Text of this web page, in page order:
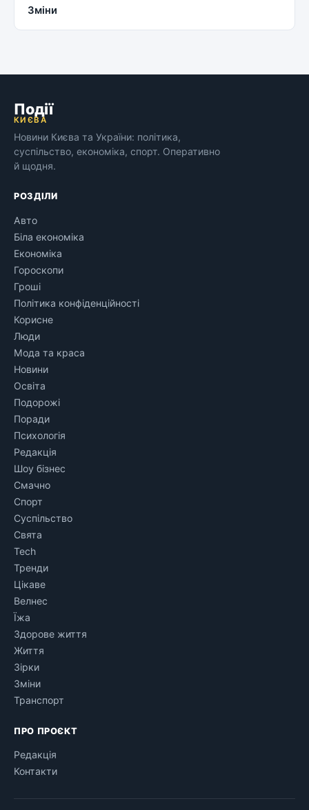
Зміни
Події
КИЄВА
Новини Києва та України: політика,
суспільство, економіка, спорт. Оперативно
й щодня.
РОЗДІЛИ
Авто
Біла економіка
Економіка
Гороскопи
Гроші
Політика конфіденційності
Корисне
Люди
Мода та краса
Новини
Освіта
Подорожі
Поради
Психологія
Редакція
Шоу бізнес
Смачно
Спорт
Суспільство
Свята
Tech
Тренди
Цікаве
Велнес
Їжа
Здорове життя
Життя
Зірки
Зміни
Транспорт
ПРО ПРОЄКТ
Редакція
Контакти